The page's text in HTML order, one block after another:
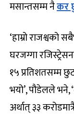
मसान्तसम्म नैकर
‘हाम्रो राजश्वको
घरजग्गा
१५ प्रतिशतसम्म
भयो’, पौडेलले भने,
अर्थात् ३३